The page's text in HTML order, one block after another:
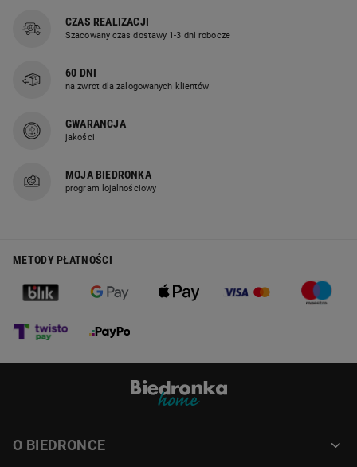
CZAS REALIZACJI
Szacowany czas dostawy 1-3 dni robocze
60 DNI
na zwrot dla zalogowanych klientów
GWARANCJA
jakości
MOJA BIEDRONKA
program lojalnościowy
METODY PŁATNOŚCI
O BIEDRONCE